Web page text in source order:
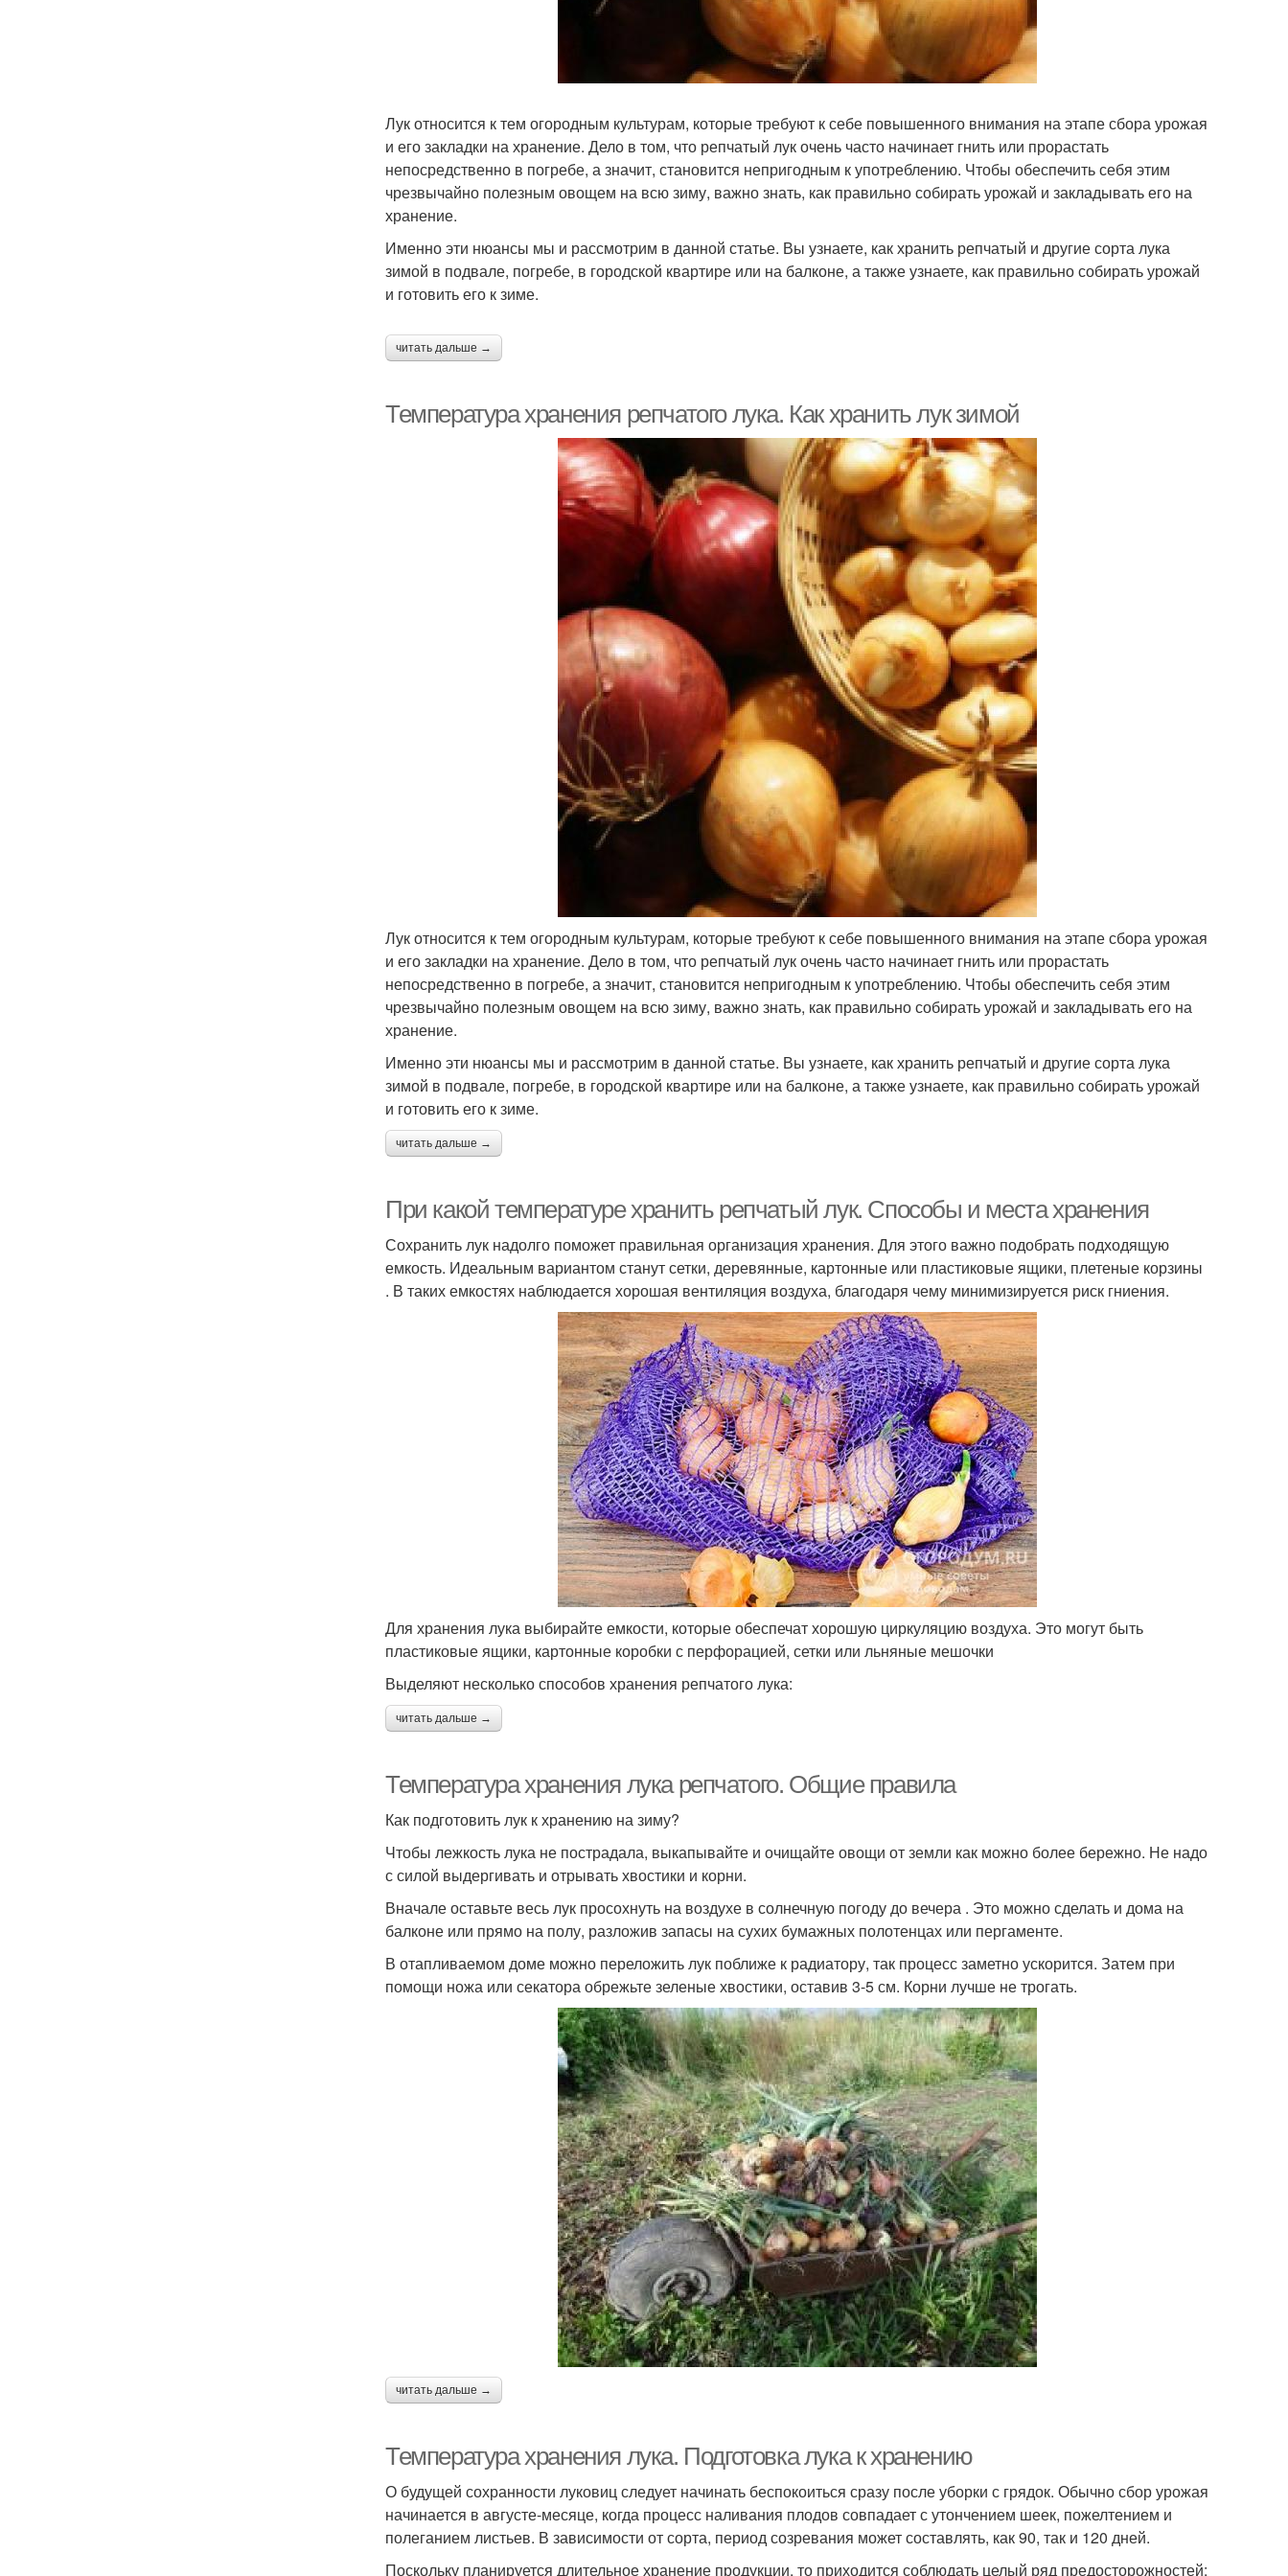
Лук относится к тем огородным культурам, которые требуют к себе повышенного внимания на этапе сбора урожая
и его закладки на хранение. Дело в том, что репчатый лук очень часто начинает гнить или прорастать
непосредственно в погребе, а значит, становится непригодным к употреблению. Чтобы обеспечить себя этим
чрезвычайно полезным овощем на всю зиму, важно знать, как правильно собирать урожай и закладывать его на
хранение.
Именно эти нюансы мы и рассмотрим в данной статье. Вы узнаете, как хранить репчатый и другие сорта лука
зимой в подвале, погребе, в городской квартире или на балконе, а также узнаете, как правильно собирать урожай
и готовить его к зиме.
читать дальше →
Температура хранения репчатого лука. Как хранить лук зимой
Лук относится к тем огородным культурам, которые требуют к себе повышенного внимания на этапе сбора урожая
и его закладки на хранение. Дело в том, что репчатый лук очень часто начинает гнить или прорастать
непосредственно в погребе, а значит, становится непригодным к употреблению. Чтобы обеспечить себя этим
чрезвычайно полезным овощем на всю зиму, важно знать, как правильно собирать урожай и закладывать его на
хранение.
Именно эти нюансы мы и рассмотрим в данной статье. Вы узнаете, как хранить репчатый и другие сорта лука
зимой в подвале, погребе, в городской квартире или на балконе, а также узнаете, как правильно собирать урожай
и готовить его к зиме.
читать дальше →
При какой температуре хранить репчатый лук. Способы и места хранения
Сохранить лук надолго поможет правильная организация хранения. Для этого важно подобрать подходящую
емкость. Идеальным вариантом станут сетки, деревянные, картонные или пластиковые ящики, плетеные корзины
. В таких емкостях наблюдается хорошая вентиляция воздуха, благодаря чему минимизируется риск гниения.
Для хранения лука выбирайте емкости, которые обеспечат хорошую циркуляцию воздуха. Это могут быть
пластиковые ящики, картонные коробки с перфорацией, сетки или льняные мешочки
Выделяют несколько способов хранения репчатого лука:
читать дальше →
Температура хранения лука репчатого. Общие правила
Как подготовить лук к хранению на зиму?
Чтобы лежкость лука не пострадала, выкапывайте и очищайте овощи от земли как можно более бережно. Не надо
с силой выдергивать и отрывать хвостики и корни.
Вначале оставьте весь лук просохнуть на воздухе в солнечную погоду до вечера . Это можно сделать и дома на
балконе или прямо на полу, разложив запасы на сухих бумажных полотенцах или пергаменте.
В отапливаемом доме можно переложить лук поближе к радиатору, так процесс заметно ускорится. Затем при
помощи ножа или секатора обрежьте зеленые хвостики, оставив 3-5 см. Корни лучше не трогать.
читать дальше →
Температура хранения лука. Подготовка лука к хранению
О будущей сохранности луковиц следует начинать беспокоиться сразу после уборки с грядок. Обычно сбор урожая
начинается в августе-месяце, когда процесс наливания плодов совпадает с утончением шеек, пожелтением и
полеганием листьев. В зависимости от сорта, период созревания может составлять, как 90, так и 120 дней.
Поскольку планируется длительное хранение продукции, то приходится соблюдать целый ряд предосторожностей: